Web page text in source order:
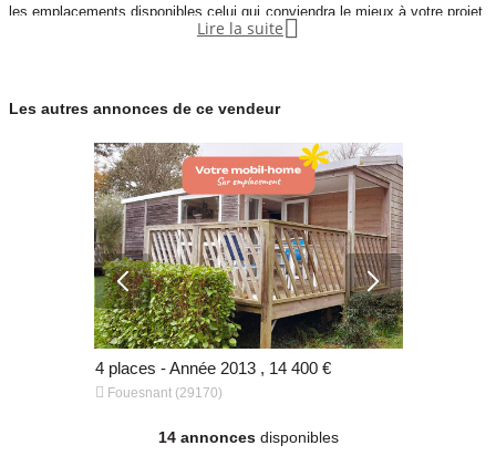
les emplacements disponibles celui qui conviendra le mieux à votre projet.
Nous vous offrons même la possibilité de tester le temps d’une nuit sur
-> VOTRE LOYER MENSUEL A LA CARTE :
Lire la suite 
Les autres annonces de ce vendeur
4 places - Année 2013 , 14 400 €
 Fouesnant (29170)
14 annoncesdisponibles